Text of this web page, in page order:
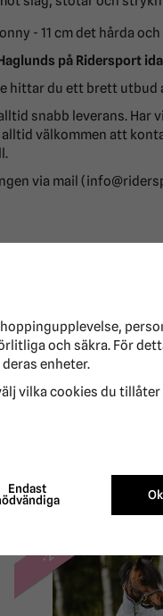
- 11 cm det hårda
påRidersport
hittar du ett brett
snabb leverans. Har
alltid välkommen att
via mail
-20%
och säkra. För
enheter.
vilka cookies du
Endast